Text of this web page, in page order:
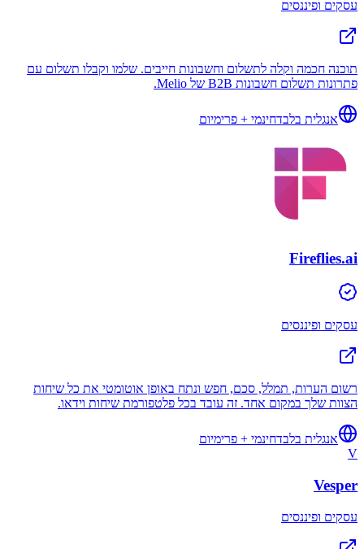
עסקים ופיננסים
תוכנה חכמה וקלה לתשלום וחשבונות חייבים. שלמו וקבלו תשלום עם
פתרונות תשלום חשבונות B2B של Melio.
אנגלית בלבדחינמי + פרימיום
Fireflies.ai
עסקים ופיננסים
רשום הערות, תמלל, סכם, חפש ונתח באופן אוטומטי את כל שיחות
הצוות שלך במקום אחד. זה עובד בכל פלטפורמת שיחות וידאו.
אנגלית בלבדחינמי + פרימיום
V
Vesper
עסקים ופיננסים